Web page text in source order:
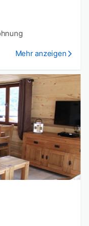
Mehr anzeigen